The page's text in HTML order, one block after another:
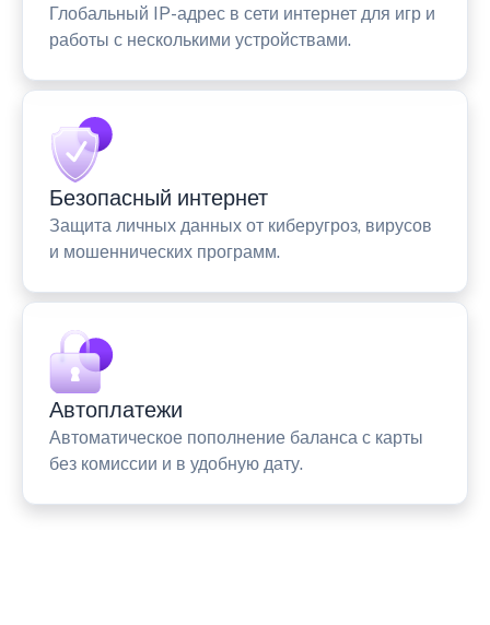
Глобальный IP-адрес в сети интернет для игр и
работы с несколькими устройствами.
Безопасный интернет
Защита личных данных от киберугроз, вирусов
и мошеннических программ.
Автоплатежи
Автоматическое пополнение баланса с карты
без комиссии и в удобную дату.